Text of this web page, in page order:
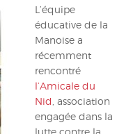
DE L’ENFANCE
L’équipe
éducative de la
Manoise a
récemment
rencontré
l’Amicale du
Nid , association
engagée dans la